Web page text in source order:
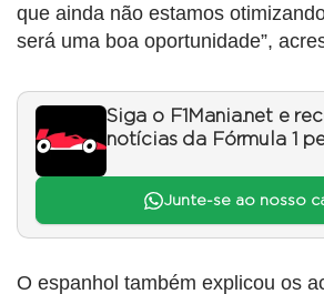
que ainda não estamos
será uma boa oportunidade”,
Siga o F1Mania.net e
notícias da Fórmula 1
Junte-se ao nosso
O espanhol também explicou os